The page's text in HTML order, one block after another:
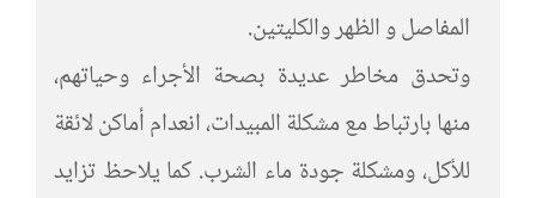
المفاصل و الظهر والكليتين.
وتحدق مخاطر عديدة بصحة الأجراء وحياتهم،
منها بارتباط مع مشكلة المبيدات، انعدام أماكن لائقة
للأكل، ومشكلة جودة ماء الشرب. كما يلاحظ تزايد